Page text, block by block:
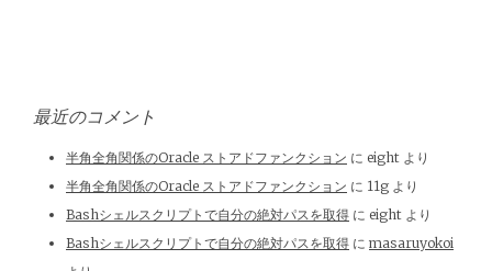
最近のコメント
半角全角関係のOracle ストアドファンクション に eight より
半角全角関係のOracle ストアドファンクション に 11g より
Bashシェルスクリプトで自分の絶対パスを取得 に eight より
Bashシェルスクリプトで自分の絶対パスを取得 に masaruyokoi